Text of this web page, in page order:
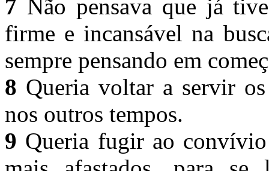
7 Não pensava que já
firme e incansável na
sempre pensando em
8 Queria voltar a servir
nos outros tempos.
9 Queria fugir ao convívio